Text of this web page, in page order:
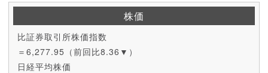
株価
比証券取引所株価指数
＝6,277.95（前回比8.36▼）
日経平均株価